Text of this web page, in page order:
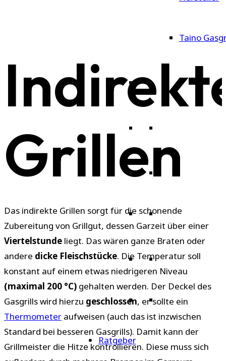
Taino
Ratgeber
Grillen
Das indirekte Grillen sorgt für die schonende
Zubereitung von Grillgut, dessen Garzeit über einer
Viertelstunde liegt. Das wären ganze Braten oder
andere dicke Fleischstücke. Die Temperatur soll
konstant auf einem etwas niedrigeren Niveau
(maximal 200 °C) gehalten werden. Der Deckel des
Gasgrills wird hierzu geschlossen, er sollte ein
Thermometer aufweisen (auch das ist inzwischen
Standard bei besseren Gasgrills). Damit kann der
Grillmeister die Hitze kontrollieren. Diese muss sich